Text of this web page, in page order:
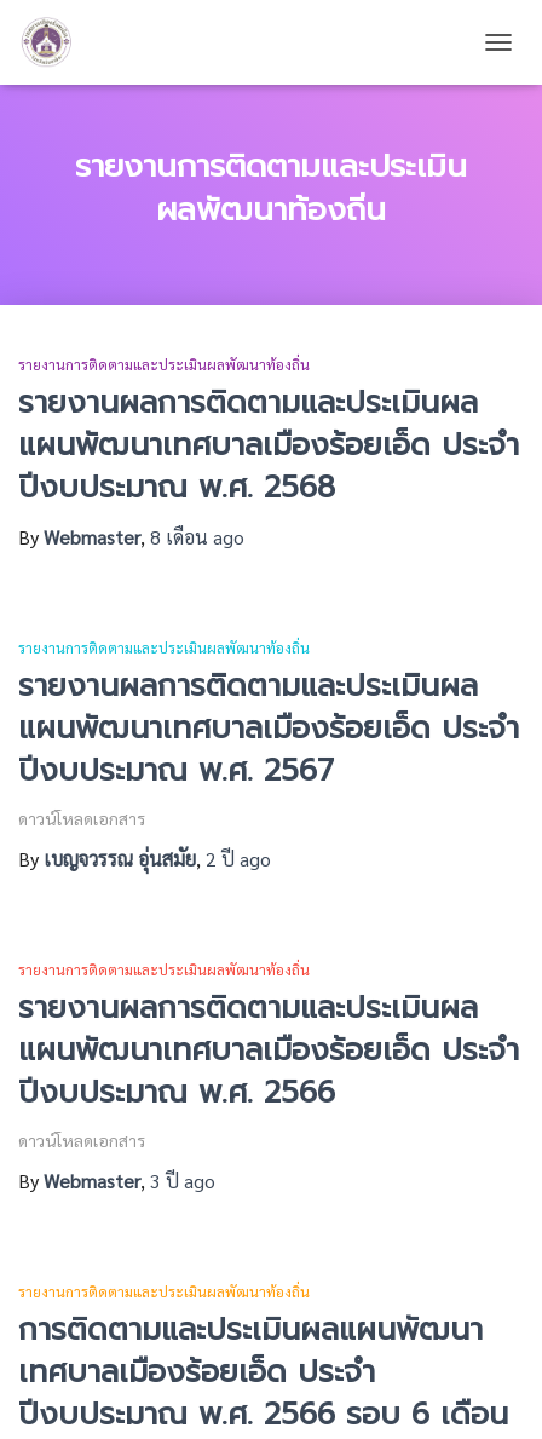
รายงานการติดตามและประเมิน
ผลพัฒนาท้องถิ่น
รายงานการติดตามและประเมินผลพัฒนาท้องถิ่น
รายงานผลการติดตามและประเมินผล
แผนพัฒนาเทศบาลเมืองร้อยเอ็ด ประจำ
ปีงบประมาณ พ.ศ. 2568
ByWebmaster, 8 เดือน ago
รายงานการติดตามและประเมินผลพัฒนาท้องถิ่น
รายงานผลการติดตามและประเมินผล
แผนพัฒนาเทศบาลเมืองร้อยเอ็ด ประจำ
ปีงบประมาณ พ.ศ. 2567
ดาวน์โหลดเอกสาร
By เบญจวรรณ อุ่นสมัย, 2 ปี ago
รายงานการติดตามและประเมินผลพัฒนาท้องถิ่น
รายงานผลการติดตามและประเมินผล
แผนพัฒนาเทศบาลเมืองร้อยเอ็ด ประจำ
ปีงบประมาณ พ.ศ. 2566
ดาวน์โหลดเอกสาร
ByWebmaster, 3 ปี ago
รายงานการติดตามและประเมินผลพัฒนาท้องถิ่น
การติดตามและประเมินผลแผนพัฒนา
เทศบาลเมืองร้อยเอ็ด ประจำ
ปีงบประมาณ พ.ศ. 2566 รอบ 6 เดือน